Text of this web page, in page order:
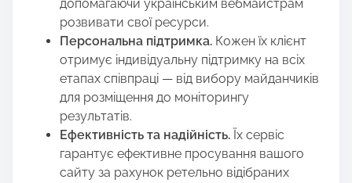
допомагаючи українським вебмайстрам
розвивати свої ресурси.
Персональна підтримка. Кожен їх клієнт
отримує індивідуальну підтримку на всіх
етапах співпраці — від вибору майданчиків
для розміщення до моніторингу
результатів.
Ефективність та надійність. Їх сервіс
гарантує ефективне просування вашого
сайту за рахунок ретельно відібраних